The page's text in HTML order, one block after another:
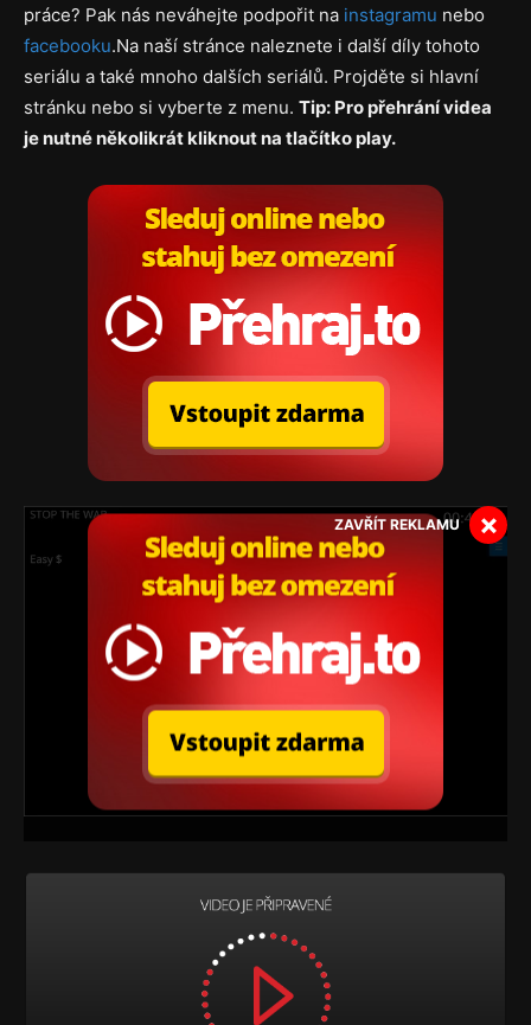
práce? Pak nás neváhejte podpořit na instagramu nebo
facebooku.Na naší stránce naleznete i další díly tohoto
seriálu a také mnoho dalších seriálů. Projděte si hlavní
stránku nebo si vyberte z menu. Tip: Pro přehrání videa
je nutné několikrát kliknout na tlačítko play.
ZAVŘÍT REKLAMU ×